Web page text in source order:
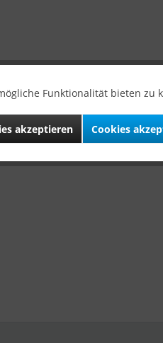
Funktionalität bieten zu
akzeptieren Cookies